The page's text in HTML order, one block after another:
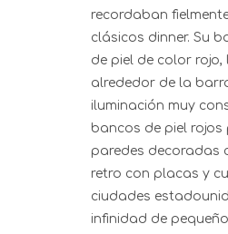
recordaban
clásicos dinner. Su
de piel de color
alrededor de la
iluminación muy
bancos de piel rojos
paredes decoradas
retro con placas y
ciudades
infinidad de